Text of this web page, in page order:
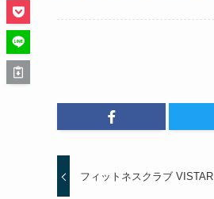
フィットネスクラブ VISTAR